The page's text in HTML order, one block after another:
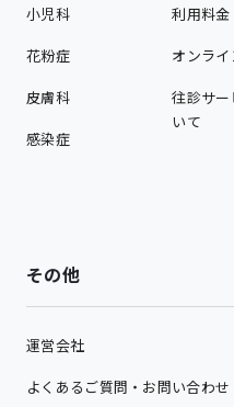
小児科
花粉症
皮膚科
感染症
利用料金
オンラ
往診サ
いて
その他
運営会社
よくあるご質問・お問い合わせ